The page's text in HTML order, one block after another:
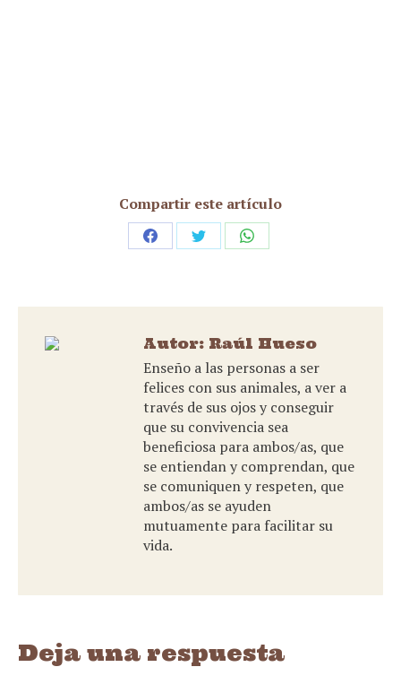
Compartir este artículo
Share
Facebook
Share
Twitter
Share
WhatsApp
Autor: Raúl Hueso
Enseño a las personas a ser
felices con sus animales, a ver a
través de sus ojos y conseguir
que su convivencia sea
beneficiosa para ambos/as, que
se entiendan y comprendan, que
se comuniquen y respeten, que
ambos/as se ayuden
mutuamente para facilitar su
vida.
Deja una respuesta